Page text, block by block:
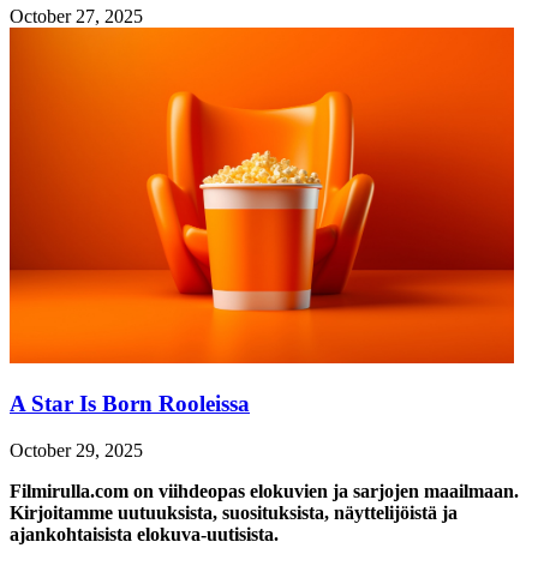
October 27, 2025
A Star Is Born Rooleissa
October 29, 2025
Filmirulla.com on viihdeopas elokuvien ja sarjojen maailmaan.
Kirjoitamme uutuuksista, suosituksista, näyttelijöistä ja
ajankohtaisista elokuva-uutisista.